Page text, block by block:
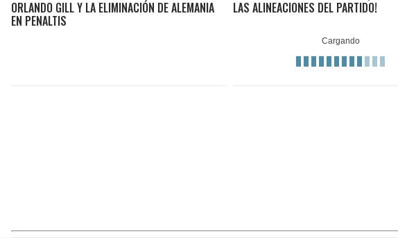
ORLANDO GILL Y LA ELIMINACIÓN DE ALEMANIA
EN PENALTIS
LAS ALINEACIONES DEL PARTIDO!